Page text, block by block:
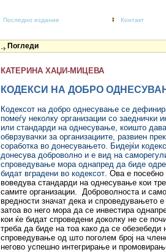
Последно издание Контакт
Погледи
КАТЕРИНА ХАЏИ-МИЦЕВА
КОДЕКСИ НА ДОБРО
Кодексот на добро однесување се
помеѓу неколку организации со заеднички
или стандарди на однесување, коишто
обврзувачки за организациите, развиен
соработка во донесувањето. Бидејќи
донесува доброволно и е вид на
спроведување мора однапред да биде
бидат вградени во кодексот. Ова е посебно
воведува стандарди на однесување кои
самите организации. Доброволноста и
вредности значат дека и спроведувањето е
затоа во него мора да се инвестира
кои ќе бидат спроведени доколку не се
треба да биде на тоа како да се
спроведување од што поголем број на
негово успешно интегрирање и